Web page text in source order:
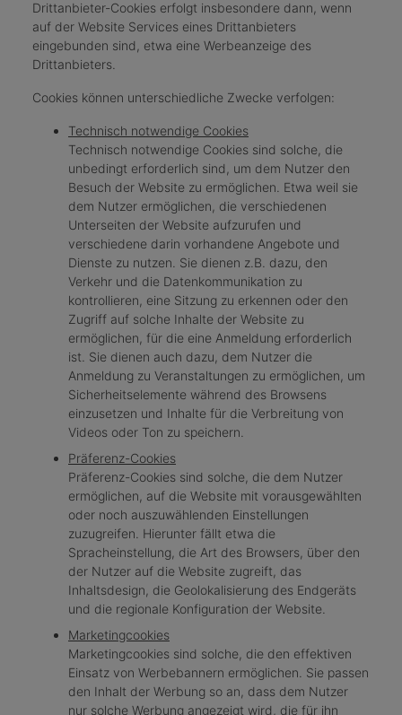
Drittanbieter-Cookies erfolgt insbesondere dann, wenn
auf der Website Services eines Drittanbieters
eingebunden sind, etwa eine Werbeanzeige des
Drittanbieters.
Cookies können unterschiedliche Zwecke verfolgen:
Technisch notwendige Cookies
Technisch notwendige Cookies sind solche, die
unbedingt erforderlich sind, um dem Nutzer den
Besuch der Website zu ermöglichen. Etwa weil sie
dem Nutzer ermöglichen, die verschiedenen
Unterseiten der Website aufzurufen und
verschiedene darin vorhandene Angebote und
Dienste zu nutzen. Sie dienen z.B. dazu, den
Verkehr und die Datenkommunikation zu
kontrollieren, eine Sitzung zu erkennen oder den
Zugriff auf solche Inhalte der Website zu
ermöglichen, für die eine Anmeldung erforderlich
ist. Sie dienen auch dazu, dem Nutzer die
Anmeldung zu Veranstaltungen zu ermöglichen, um
Sicherheitselemente während des Browsens
einzusetzen und Inhalte für die Verbreitung von
Videos oder Ton zu speichern.
Präferenz-Cookies
Präferenz-Cookies sind solche, die dem Nutzer
ermöglichen, auf die Website mit vorausgewählten
oder noch auszuwählenden Einstellungen
zuzugreifen. Hierunter fällt etwa die
Spracheinstellung, die Art des Browsers, über den
der Nutzer auf die Website zugreift, das
Inhaltsdesign, die Geolokalisierung des Endgeräts
und die regionale Konfiguration der Website.
Marketingcookies
Marketingcookies sind solche, die den effektiven
Einsatz von Werbebannern ermöglichen. Sie passen
den Inhalt der Werbung so an, dass dem Nutzer
nur solche Werbung angezeigt wird, die für ihn